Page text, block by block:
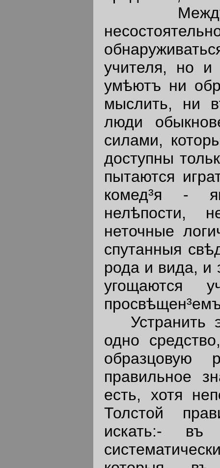
Между
учителя, но и
умѣютъ ни
мыслить, ни
люди
силами,
доступны
пытаются
комед³я -
нелѣпости,
неточные
спутанныя
рода и вида, и
угощаются
Устранить
одно
образцовую
правильное
есть, хотя
Толстой
искать:-